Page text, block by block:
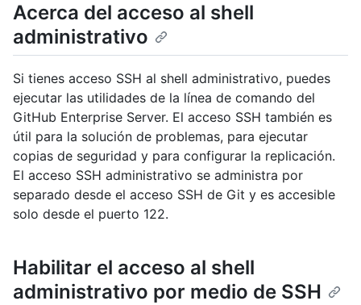
Acerca del acceso al shell
administrativo
Si tienes acceso SSH al shell administrativo, puedes
ejecutar las utilidades de la línea de comando del
GitHub Enterprise Server. El acceso SSH también es
útil para la solución de problemas, para ejecutar
copias de seguridad y para configurar la replicación.
El acceso SSH administrativo se administra por
separado desde el acceso SSH de Git y es accesible
solo desde el puerto 122.
Habilitar el acceso al shell
administrativo por medio de SSH